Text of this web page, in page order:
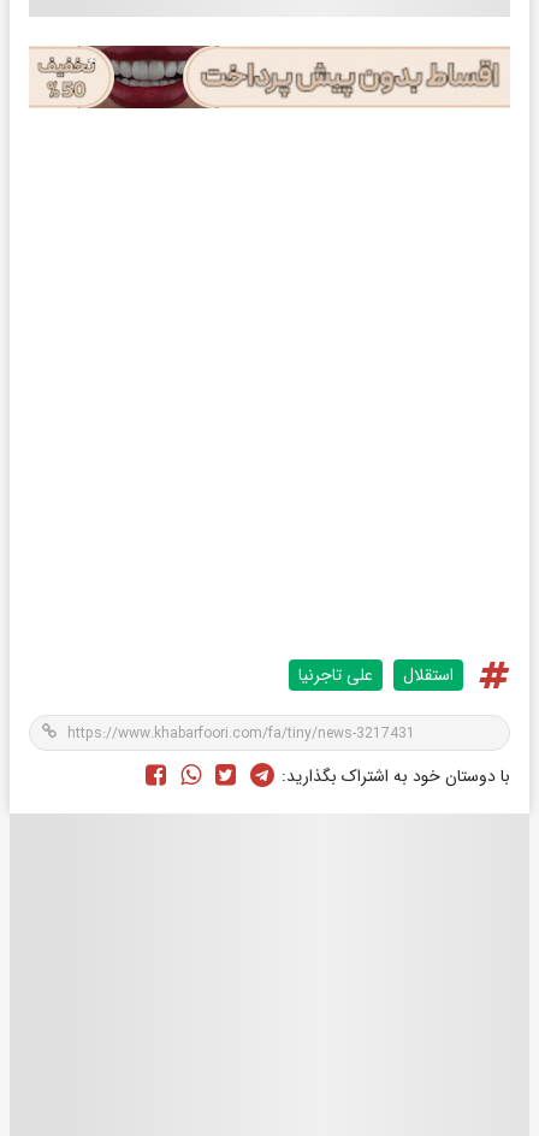
استقلال علی تاجرنیا
با دوستان خود به اشتراک بگذارید: